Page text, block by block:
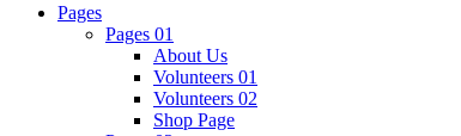
Pages
Pages 01
About Us
Volunteers 01
Volunteers 02
Shop Page